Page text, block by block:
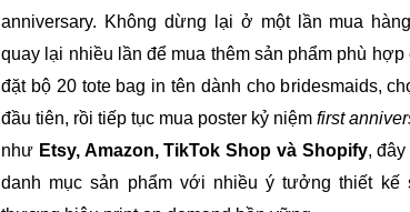
anniversary. Không dừng lại ở một lần mua
quay lại nhiều lần để mua thêm sản phẩm phù
đặt bộ 20 tote bag in tên dành cho bridesmaids,
đầu tiên, rồi tiếp tục mua poster kỷ niệm first
như Etsy, Amazon, TikTok Shop và Shopify,
danh mục sản phẩm với nhiều ý tưởng thiết kế